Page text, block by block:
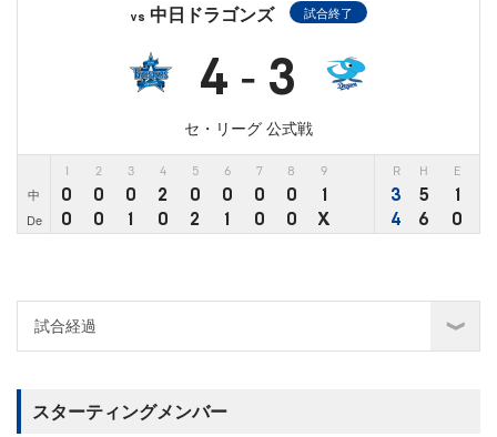
vs 中日ドラゴンズ 試合終了
4 - 3
セ・リーグ 公式戦
2 3 4 5 6 7 8 9 R H E
中 0 0 0 2 0 0 0 0 1 3 5 1
De 0 0 1 0 2 1 0 0 X 4 6 0
スターティングメンバー